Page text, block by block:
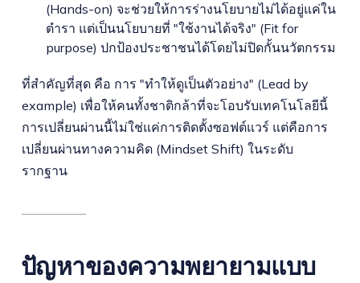
(Hands-on) จะช่วยให้การร่างนโยบายไม่ได้อยู่แค่ใน
ตำรา แต่เป็นนโยบายที่ "ใช้งานได้จริง" (Fit for
purpose) ปกป้องประชาชนได้โดยไม่ปิดกั้นนวัตกรรม
ที่สำคัญที่สุด คือ การ "ทำให้ดูเป็นตัวอย่าง" (Lead by
example) เพื่อให้คนทั้งชาติกล้าที่จะโอบรับเทคโนโลยีนี้
การเปลี่ยนผ่านนี้ไม่ใช่แค่การติดตั้งซอฟต์แวร์ แต่คือการ
เปลี่ยนผ่านทางความคิด (Mindset Shift) ในระดับ
รากฐาน
ปัญหาของความพยายามแบบ